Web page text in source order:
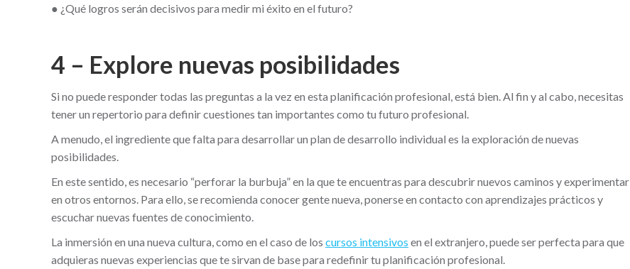
● ¿Qué logros serán decisivos para medir mi éxito en el futuro?
4 – Explore nuevas posibilidades
Si no puede responder todas las preguntas a la vez en esta planificación profesional, está bien. Al fin y al cabo, necesitas
tener un repertorio para definir cuestiones tan importantes como tu futuro profesional.
A menudo, el ingrediente que falta para desarrollar un plan de desarrollo individual es la exploración de nuevas
posibilidades.
En este sentido, es necesario “perforar la burbuja” en la que te encuentras para descubrir nuevos caminos y experimentar
en otros entornos. Para ello, se recomienda conocer gente nueva, ponerse en contacto con aprendizajes prácticos y
escuchar nuevas fuentes de conocimiento.
La inmersión en una nueva cultura, como en el caso de los cursos intensivos en el extranjero, puede ser perfecta para que
adquieras nuevas experiencias que te sirvan de base para redefinir tu planificación profesional.